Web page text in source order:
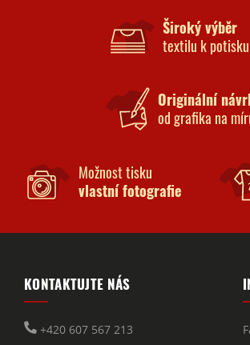
Široký výběr
textilu k potisku
Originální
od grafika na
Možnost tisku
vlastní fotografie
KONTAKTUJTE NÁS
+420 607 567 213